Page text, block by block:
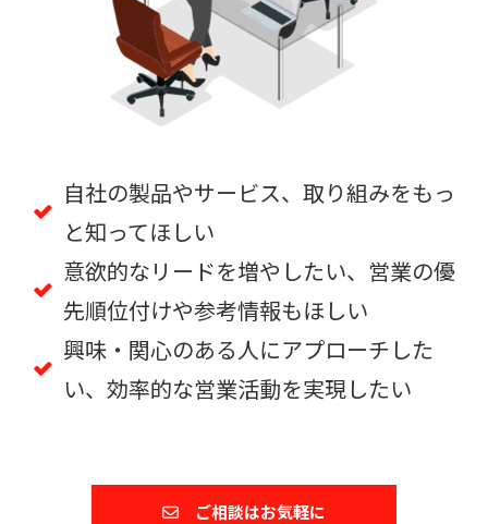
自社の製品やサービス、取り組みをもっ
と知ってほしい
意欲的なリードを増やしたい、営業の優
先順位付けや参考情報もほしい
興味・関心のある人にアプローチした
い、効率的な営業活動を実現したい
ご相談はお気軽に